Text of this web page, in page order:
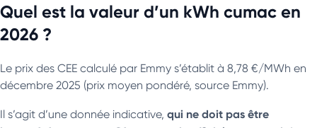
Quel est la valeur d’un kWh cumac en
2026 ?
Le prix des CEE calculé par Emmy s’établit à 8,78 €/MWh en
décembre 2025 (prix moyen pondéré, source Emmy).
Il s’agit d’une donnée indicative, qui ne doit pas être